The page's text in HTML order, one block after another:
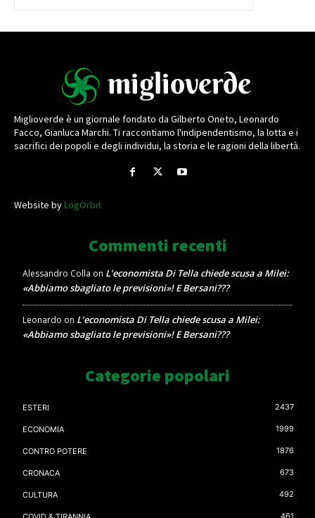
Miglioverde è un giornale fondato da Gilberto Oneto, Leonardo
Facco, Gianluca Marchi. Ti raccontiamo l'indipendentismo, la lotta e i
sacrifici dei popoli e degli individui, la storia e le ragioni della libertà.
Website byLogOrbit
Commenti recenti
Alessandro Colla on L’economista Di Tella chiede scusa a Milei:
«Abbiamo sbagliato le previsioni»! E Bersani???
Leonardo on L’economista Di Tella chiede scusa a Milei:
«Abbiamo sbagliato le previsioni»! E Bersani???
Categorie popolari
ESTERI 2437
ECONOMIA 1999
CONTRO POTERE 1876
CRONACA 673
CULTURA 492
461